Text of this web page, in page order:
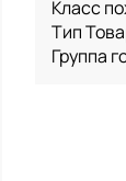
Класс
Тип
Группа